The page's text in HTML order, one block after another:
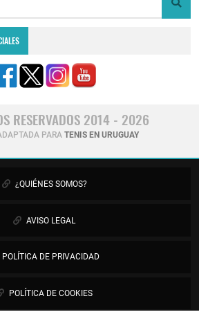
RESERVADOS 2014 - 2026
PARA TENIS EN URUGUAY
¿QUIÉNES SOMOS?
AVISO LEGAL
POLÍTICA DE PRIVACIDAD
POLÍTICA DE COOKIES